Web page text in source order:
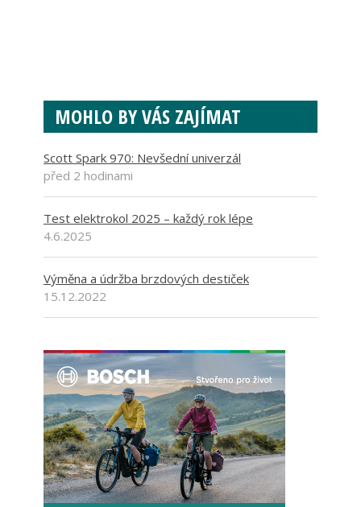
MOHLO BY VÁS ZAJÍMAT
Scott Spark 970: Nevšední univerzál
před 2 hodinami
Test elektrokol 2025 – každý rok lépe
4.6.2025
Výměna a údržba brzdových destiček
15.12.2022